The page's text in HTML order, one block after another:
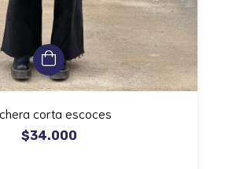
corta escoces
$34.000